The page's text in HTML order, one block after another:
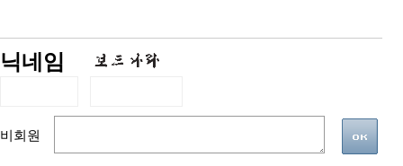
닉네임
비회원